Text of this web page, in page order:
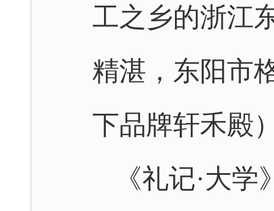
工之乡的浙江
精湛，东阳市
下品牌轩禾殿
《礼记·大